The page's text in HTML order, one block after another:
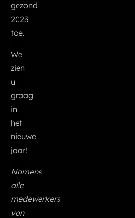
gezond
2023
toe.
We
zien
u
graag
in
het
nieuwe
jaar!
Namens
alle
medewerkers
van